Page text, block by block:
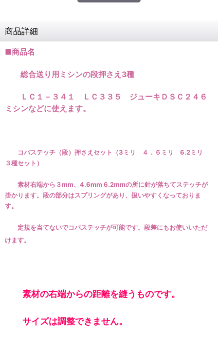
商品詳細
■商品名
総合送り用ミシンの段押さえ3種
ＬＣ１－３４１ ＬＣ３３５ ジューキＤＳＣ２４６
ミシンなどに使えます。
コパステッチ（段）押さえセット（3ミリ ４．６ミリ 6.2ミリ
３種セット）
素材右端から３mm、4.6mm 6.2mmの所に針が落ちてステッチが
掛かります。段の部分はスプリングがあり、扱いやすくなっておりま
す。
定規を当てないでコパステッチが可能です。段差にもお使いいただ
けます。
素材の右端からの距離を縫うものです。
サイズは調整できません。